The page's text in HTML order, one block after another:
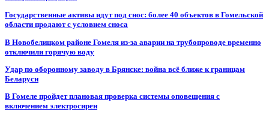
Государственные активы идут под снос: более 40 объектов в Гомельской
области продают с условием сноса
В Новобелицком районе Гомеля из-за аварии на трубопроводе временно
отключили горячую воду
Удар по оборонному заводу в Брянске: война всё ближе к границам
Беларуси
В Гомеле пройдет плановая проверка системы оповещения с
включением электросирен